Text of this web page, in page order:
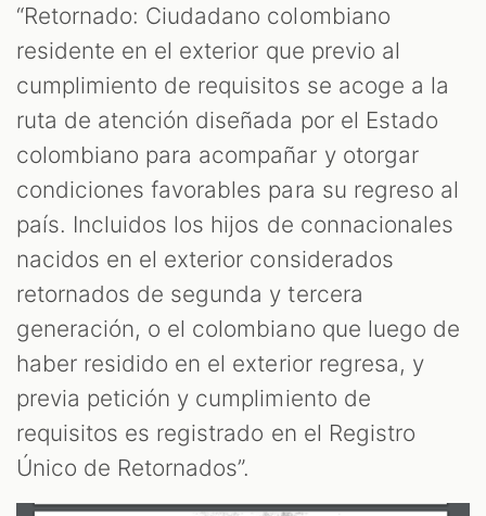
“Retornado: Ciudadano colombiano
residente en el exterior que previo al
cumplimiento de requisitos se acoge a la
ruta de atención diseñada por el Estado
colombiano para acompañar y otorgar
condiciones favorables para su regreso al
país. Incluidos los hijos de connacionales
nacidos en el exterior considerados
retornados de segunda y tercera
generación, o el colombiano que luego de
haber residido en el exterior regresa, y
previa petición y cumplimiento de
requisitos es registrado en el Registro
Único de Retornados”.